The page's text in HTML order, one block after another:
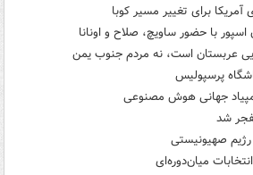
برای تغییر مسیر کوبا
با حضور ساویچ، صلاح و اونانا
عربستان است، نه مردم جنوب یمن
پرسپولیس
جهانی هوش مصنوعی
شد
رژیم صهیونیستی
میان‌دوره‌ای